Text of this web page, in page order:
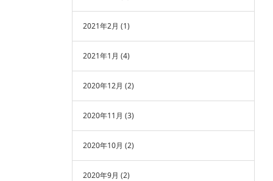
2021年2月 (1)
2021年1月 (4)
2020年12月 (2)
2020年11月 (3)
2020年10月 (2)
2020年9月 (2)